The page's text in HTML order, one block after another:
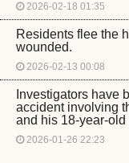
2026-02-18 01:35
Residents flee the
wounded.
2026-02-13 00:08
Investigators have
accident involving
and his 18-year-old
2026-01-26 22:23